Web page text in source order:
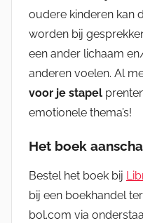
oudere kinderen kan
worden bij
een ander lichaam
anderen voelen. Al
voor je stapel
emotionele thema’s!
Het boek
Bestel het boek bij
bij een boekhandel
bol.com via